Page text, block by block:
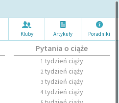
Kluby Artykuły Poradniki
Pytania o ciąże
1tydzień ciąży
2tydzień ciąży
3tydzień ciąży
4tydzień ciąży